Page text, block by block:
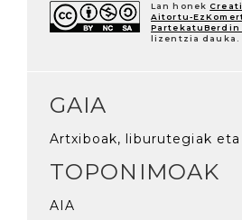
Lan honek
Aitortu-
PartekatuBerdin
lizentzia dauka.
GAIA
Artxiboak, liburutegiak
TOPONIMOAK
AIA